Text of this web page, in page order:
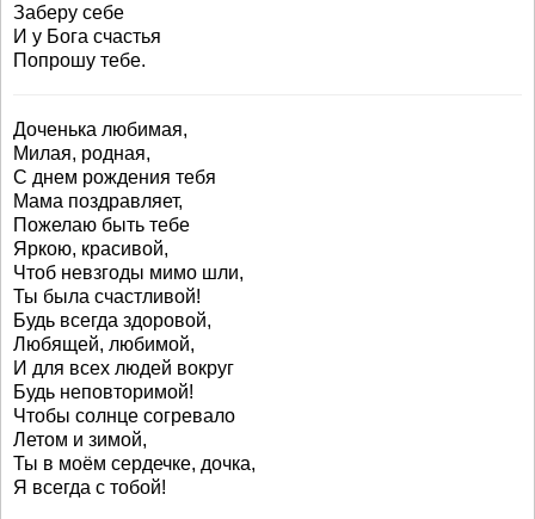
Заберу себе
И у Бога счастья
Попрошу тебе.
Доченька любимая,
Милая, родная,
С днем рождения тебя
Мама поздравляет,
Пожелаю быть тебе
Яркою, красивой,
Чтоб невзгоды мимо шли,
Ты была счастливой!
Будь всегда здоровой,
Любящей, любимой,
И для всех людей вокруг
Будь неповторимой!
Чтобы солнце согревало
Летом и зимой,
Ты в моём сердечке, дочка,
Я всегда с тобой!